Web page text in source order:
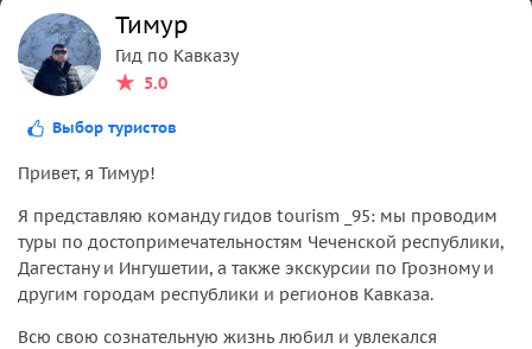
Тимур
Гид по Кавказу
5.0
Выбор туристов
Привет, я Тимур!
Я представляю команду гидов tourism _95: мы проводим
туры по достопримечательностям Чеченской республики,
Дагестану и Ингушетии, а также экскурсии по Грозному и
другим городам республики и регионов Кавказа.
Всю свою сознательную жизнь любил и увлекался